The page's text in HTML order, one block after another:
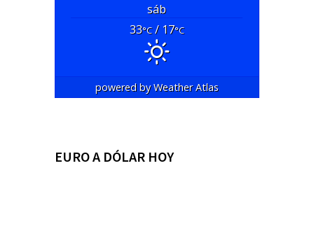
sáb
33°C/ 17°C
powered byWeather Atlas
EURO A DÓLAR HOY